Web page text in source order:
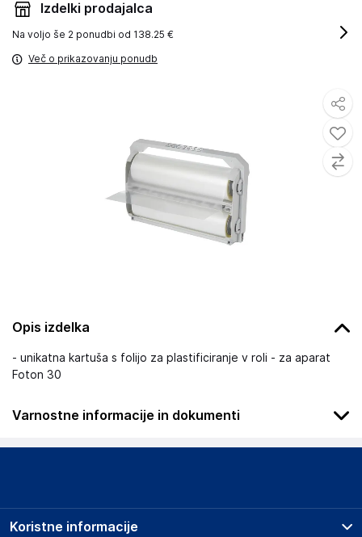
Opis izdelka
- unikatna kartuša s folijo za plastificiranje v roli - za aparat
Foton 30
Varnostne informacije in dokumenti
Podatki o proizvajalcu
LEITZ ACCO Brands GmbH & Co KG
Izdelki prodajalca
Na voljo še 2 ponudbi od 138.25 €
Več o prikazovanju ponudb
Koristne informacije